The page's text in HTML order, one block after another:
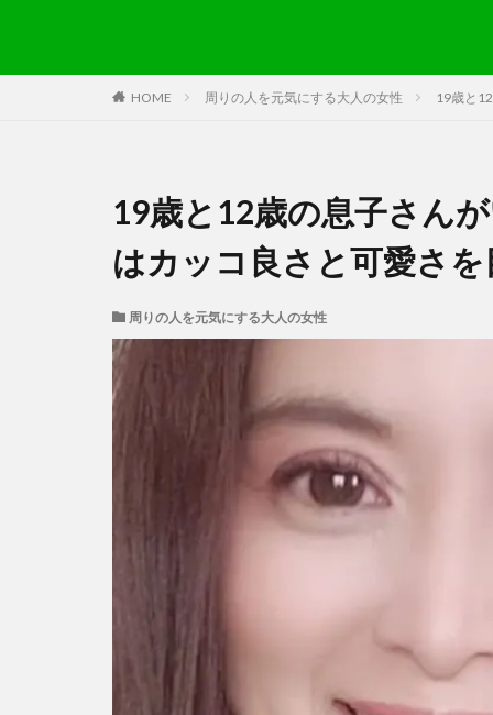
HOME 周りの人を元気にする大人の女性 19歳と
19歳と12歳の息子さん
はカッコ良さと可愛さを
周りの人を元気にする大人の女性